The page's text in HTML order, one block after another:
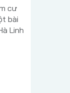
cư
bài
Linh